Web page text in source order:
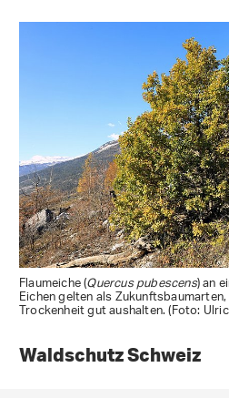
Flaumeiche (Quercus pubescens) an
Eichen gelten als
Trockenheit gut aushalten. (Foto:
Waldschutz Schweiz